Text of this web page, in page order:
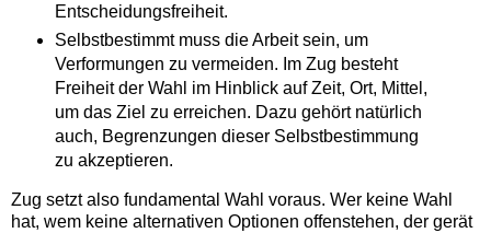
Entscheidungsfreiheit.
Selbstbestimmt muss die Arbeit sein, um
Verformungen zu vermeiden. Im Zug besteht
Freiheit der Wahl im Hinblick auf Zeit, Ort, Mittel,
um das Ziel zu erreichen. Dazu gehört natürlich
auch, Begrenzungen dieser Selbstbestimmung
zu akzeptieren.
Zug setzt also fundamental Wahl voraus. Wer keine Wahl
hat, wem keine alternativen Optionen offenstehen, der gerät